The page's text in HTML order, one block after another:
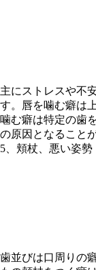
主にストレスや不
す。唇を噛む癖は
噛む癖は特定の歯
の原因となること
5、頬杖、悪い姿勢
歯並びは口周りの